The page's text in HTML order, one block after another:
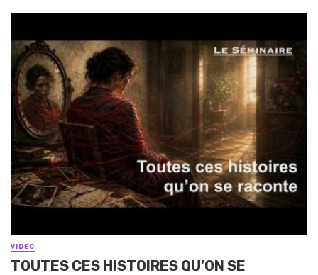
VIDEO
TOUTES CES HISTOIRES QU’ON SE